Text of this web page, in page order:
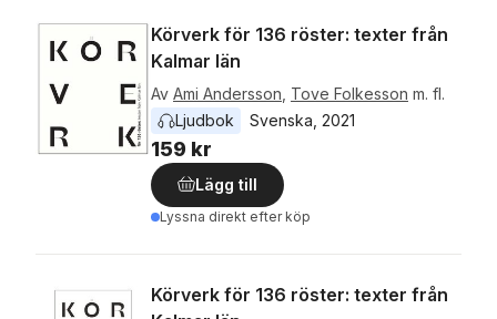
Körverk för 136 röster: texter från
Kalmar län
Av Ami Andersson Tove Folkesson m. fl.
Ljudbok
Svenska 2021
159 kr
Lägg till
Lyssna direkt efter köp
Körverk för 136 röster: texter från